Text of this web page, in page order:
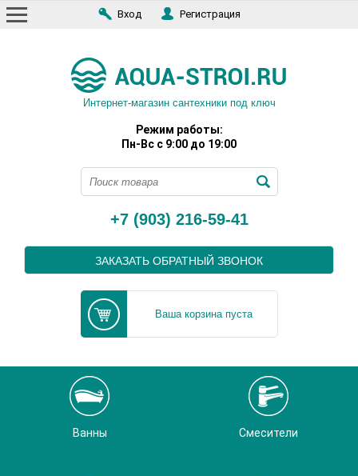
Вход Регистрация
Интернет-магазин сантехники под ключ
Режим работы:
Пн-Вс с 9:00 до 19:00
+7 (903) 216-59-41
ЗАКАЗАТЬ ОБРАТНЫЙ ЗВОНОК
Ваша корзина пуста
Ванны Смесители